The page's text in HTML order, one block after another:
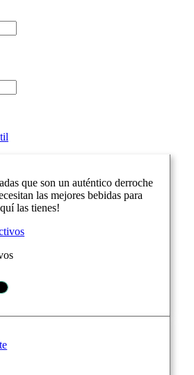
que son un auténtico derroche
las mejores bebidas para
las tienes!